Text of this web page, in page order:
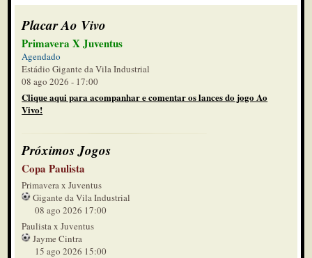
Placar Ao Vivo
Primavera X Juventus
Agendado
Estádio Gigante da Vila Industrial
08 ago 2026 - 17:00
Clique aqui para acompanhar e comentar os lances do jogo Ao
Vivo!
Próximos Jogos
Copa Paulista
Primavera x Juventus
Gigante da Vila Industrial
08 ago 2026 17:00
Paulista x Juventus
Jayme Cintra
15 ago 2026 15:00